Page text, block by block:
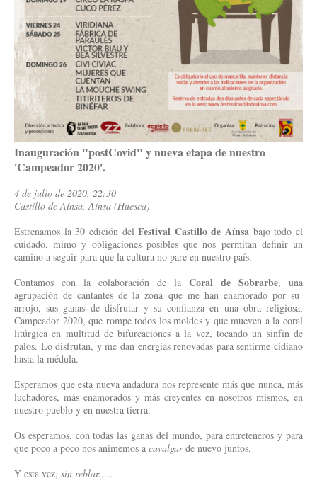
Inauguración "postCovid" y nueva etapa de nuestro
'Campeador 2020'.
4 de julio de 2020, 22:30
Castillo de Aínsa, Aínsa (Huesca)
Estrenamos la 30 edición delFestival Castillo de Aínsa bajo todo el
cuidado, mimo y obligaciones posibles que nos permitan definir un
camino a seguir para que la cultura no pare en nuestro país.
Contamos con la colaboración de la Coral de Sobrarbe, una
agrupación de cantantes de la zona que me han enamorado por su
arrojo, sus ganas de disfrutar y su confianza en una obra religiosa,
Campeador 2020, que rompe todos los moldes y que mueven a la coral
litúrgica en multitud de bifurcaciones a la vez, tocando un sinfín de
palos. Lo disfrutan, y me dan energías renovadas para sentirme cidiano
hasta la médula.
Esperamos que esta nueva andadura nos represente más que nunca, más
luchadores, más enamorados y más creyentes en nosotros mismos, en
nuestro pueblo y en nuestra tierra.
Os esperamos, con todas las ganas del mundo, para entreteneros y para
que poco a poco nos animemos a cavalgarde nuevo juntos.
Y esta vez, sin reblar.....